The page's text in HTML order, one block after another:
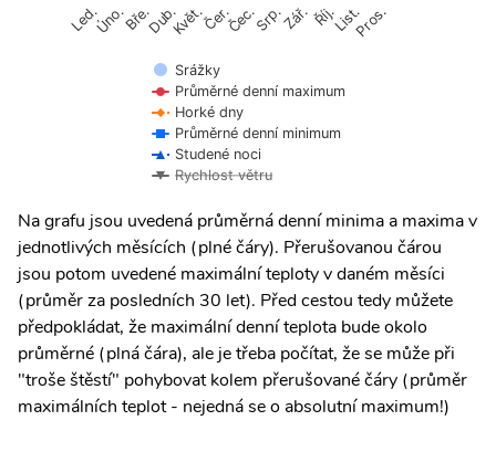
Srážky
Průměrné denní maximum
Horké dny
Průměrné denní minimum
Studené noci
Rychlost větru
Led.Úno.Bře.Dub.Květ.Čer.Čec.Srp.Zář. Říj.List.Pros.
Na grafu jsou uvedená průměrná denní minima a maxima v
jednotlivých měsících (plné čáry). Přerušovanou čárou
jsou potom uvedené maximální teploty v daném měsíci
(průměr za posledních 30 let). Před cestou tedy můžete
předpokládat, že maximální denní teplota bude okolo
průměrné (plná čára), ale je třeba počítat, že se může při
"troše štěstí" pohybovat kolem přerušované čáry (průměr
maximálních teplot - nejedná se o absolutní maximum!)